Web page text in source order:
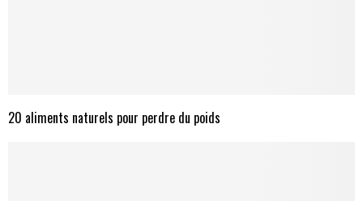
20 aliments naturels pour perdre du poids